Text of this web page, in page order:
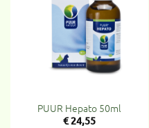
Toevoegen
aan
verlanglijst
PUUR Hepato 50ml
€24,55